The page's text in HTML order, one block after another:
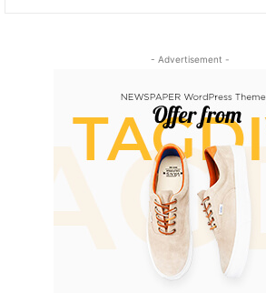
- Advertisement -